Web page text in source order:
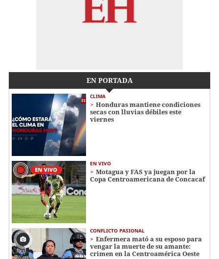
EN PORTADA
CLIMA
Honduras mantiene condiciones
secas con lluvias débiles este
viernes
EN VIVO
Motagua y FAS ya juegan por la
Copa Centroamericana de Concacaf
CONFLICTO PASIONAL
Enfermera mató a su esposo para
vengar la muerte de su amante:
crimen en la Centroamérica Oeste